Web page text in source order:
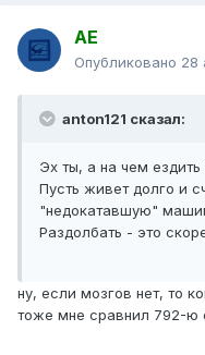
АЕ
Опубликовано 28
anton121 сказал:
Эх ты, а на чем ездить
Пусть живет долго и
"недокатавшую"
Раздолбать - это
ну, если мозгов нет, то
тоже мне сравнил 792-ю